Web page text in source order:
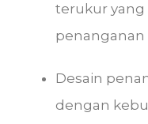
terukur
penanganan
Desain
dengan